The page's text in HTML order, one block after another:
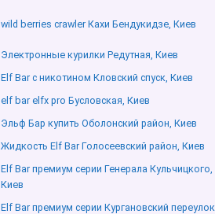
wild berries crawler Кахи Бендукидзе, Киев
Электронные курилки Редутная, Киев
Elf Bar с никотином Кловский спуск, Киев
elf bar elfx pro Бусловская, Киев
Эльф Бар купить Оболонский район, Киев
Жидкость Elf Bar Голосеевский район, Киев
Elf Bar премиум серии Генерала Кульчицкого,
Киев
Elf Bar премиум серии Кургановский переулок,